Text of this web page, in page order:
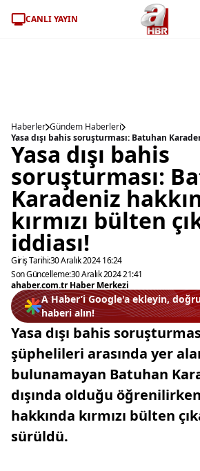
CANLI YAYIN
Haberler Gündem Haberleri
Yasa dışı bahis
soruşturması:
Karadeniz
kırmızı bülten
iddiası!
Giriş Tarihi:30 Aralık 2024 16:24
Son Güncelleme:30 Aralık 2024 21:41
ahaber.com.tr Haber Merkezi
A Haber’i Google'a ekleyin,
haberi alın!
Yasa dışı bahis
şüphelileri arasında yer
bulunamayan Batuhan
dışında olduğu
hakkında kırmızı bülten
sürüldü.